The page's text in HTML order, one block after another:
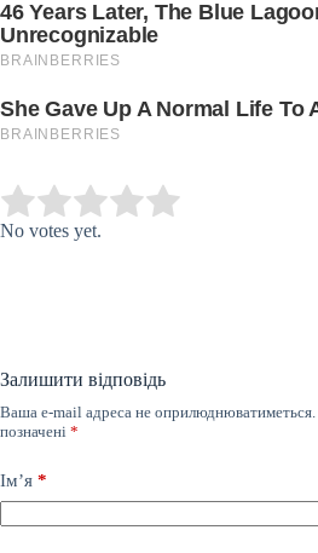
Rate this item:
No votes yet.
Залишити відповідь
Ваша e-mail адреса не оприлюднюватиметься.
позначені *
Ім’я *